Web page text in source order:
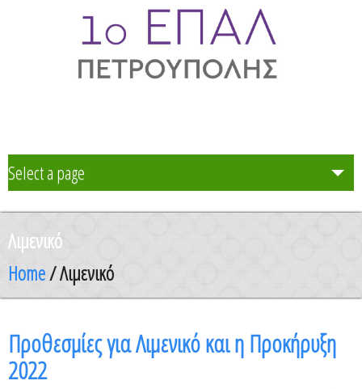
Select a page
Το Σχολείο μας
Δράση Μαθητείας
Μαθητές και Γονείς/Κηδεμόνες
Λιμενικό
Home/ Λιμενικό
Προθεσμίες για Λιμενικό και η Προκήρυξη
2022